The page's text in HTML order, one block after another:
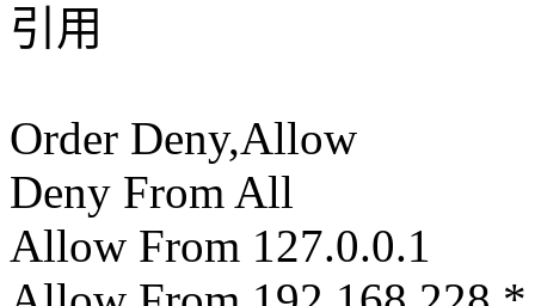
引用
Order Deny,Allow
Deny From All
Allow From 127.0.0.1